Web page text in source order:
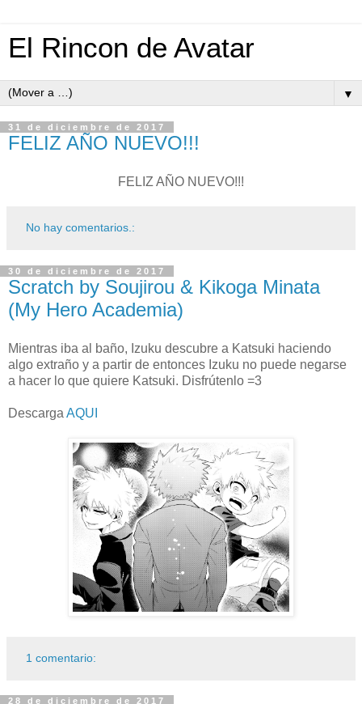
El Rincon de Avatar
▼
31 de diciembre de 2017
FELIZ AÑO NUEVO!!!
FELIZ AÑO NUEVO!!!
No hay comentarios.:
30 de diciembre de 2017
Scratch by Soujirou & Kikoga Minata
(My Hero Academia)
Mientras iba al baño, Izuku descubre a Katsuki haciendo
algo extraño y a partir de entonces Izuku no puede negarse
a hacer lo que quiere Katsuki. Disfrútenlo =3
Descarga AQUI
1 comentario:
28 de diciembre de 2017